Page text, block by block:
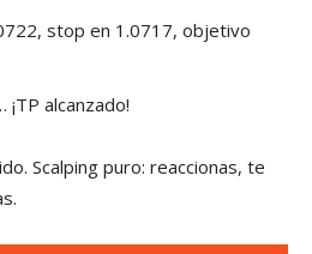
stop en 1.0717, objetivo
alcanzado!
Scalping puro: reaccionas, te